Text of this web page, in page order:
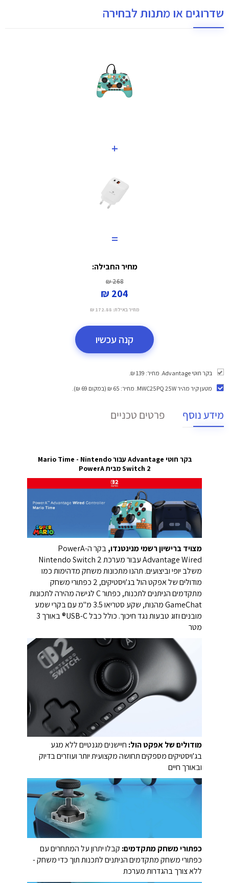
שדרוגים או מתנות לבחירה
+
=
מחיר החבילה:
268 ₪
204 ₪
מחיר באילת: 172.88 ₪
קנה עכשיו
בקר חוטי Advantage. מחיר: 139 ₪.
מטען קיר מהיר MWC25PQ 25W
. מחיר: 65 ₪ (במקום 69 ₪).
מידע נוסף פרטים טכניים
בקר חוטי Advantage עבור Mario Time - Nintendo
Switch 2 מבית PowerA
מצויד ברישיון רשמי מנינטנדו,
בקר ה-PowerA
Advantage Wired עבור מערכת Nintendo Switch 2
משלב יופי וביצועים. תהנו מתכונות משחק מדהימות כמו
מודולים של אפקט הול בג'ויסטיקים, 2 כפתורי משחק
מתקדמים הניתנים לתכנות, כפתור C לגישה מהירה לתכונות
GameChat מהנות, שקע סטריאו 3.5 מ"מ עם בקרי שמע
מובנים וזוג טבעות נגד חיכוך. כולל כבל USB-C® באורך 3
מטר
מודולים של אפקט הול: חיישנים מגנטיים ללא מגע
בג'ויסטיקים מספקים תחושה מקצועית יותר ועוזרים בדיוק
ובאורך חיים
כפתורי משחק מתקדמים: קבלו יתרון על המתחרים עם
כפתורי משחק מתקדמים הניתנים לתכנות תוך כדי משחק -
ללא צורך בהגדרות מערכת